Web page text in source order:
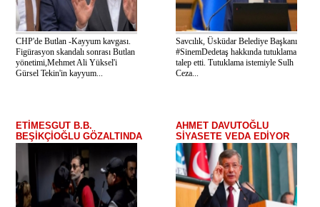
CHP'de Butlan -Kayyum kavgası.
Figürasyon skandalı sonrası Butlan
yönetimi,Mehmet Ali Yüksel'i
Gürsel Tekin'in kayyum...
Savcılık, Üsküdar Belediye Başkanı
#SinemDedetaş hakkında tutuklama
talep etti. Tutuklama istemiyle Sulh
Ceza...
ETİMESGUT B.B.
BEŞİKÇİOĞLU GÖZALTINDA
AHMET DAVUTOĞLU
SİYASETE VEDA EDİYOR